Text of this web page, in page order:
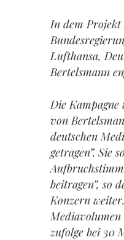
In dem Projekt
Lufthansa,
Bertelsmann
Die
von
deutschen
getragen”. Sie
beitragen”, so
Konzern
Mediavolumen
zufolge bei 30